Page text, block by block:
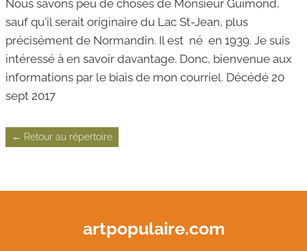
Nous savons peu de choses de Monsieur Guimond,
sauf qu'il serait originaire du Lac St-Jean, plus
précisément de Normandin. Il est né en 1939. Je suis
intéressé à en savoir davantage. Donc, bienvenue aux
informations par le biais de mon courriel. Décédé 20
sept 2017
← Retour au répertoire
artpopulaire.com